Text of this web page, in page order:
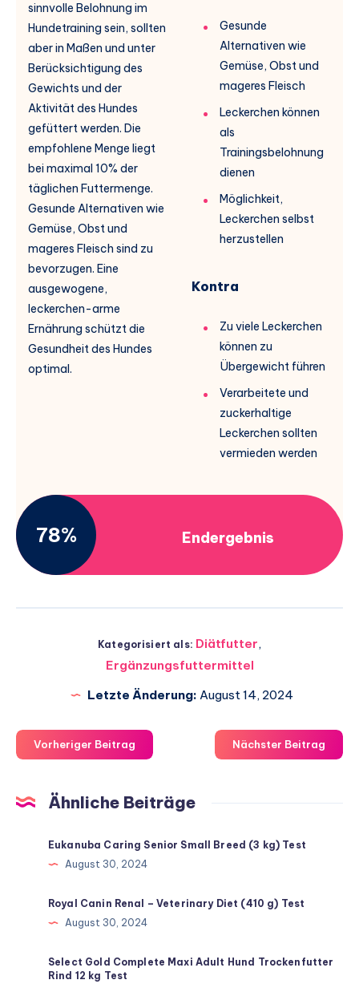
sinnvolle Belohnung im
Hundetraining sein, sollten
aber in Maßen und unter
Berücksichtigung des
Gewichts und der
Aktivität des Hundes
gefüttert werden. Die
empfohlene Menge liegt
bei maximal 10% der
täglichen Futtermenge.
Gesunde Alternativen wie
Gemüse, Obst und
mageres Fleisch sind zu
bevorzugen. Eine
ausgewogene,
leckerchen-arme
Ernährung schützt die
Gesundheit des Hundes
optimal.
Gesunde
Alternativen wie
Gemüse, Obst und
mageres Fleisch
Leckerchen können
als
Trainingsbelohnung
dienen
Möglichkeit,
Leckerchen selbst
herzustellen
Kontra
Zu viele Leckerchen
können zu
Übergewicht führen
Verarbeitete und
zuckerhaltige
Leckerchen sollten
vermieden werden
78% Endergebnis
Kategorisiert als: Diätfutter,
Ergänzungsfuttermittel
Letzte Änderung: August 14, 2024
Vorheriger Beitrag Nächster Beitrag
Ähnliche Beiträge
Eukanuba Caring Senior Small Breed (3 kg) Test
August 30, 2024
Royal Canin Renal – Veterinary Diet (410 g) Test
August 30, 2024
Select Gold Complete Maxi Adult Hund Trockenfutter
Rind 12 kg Test